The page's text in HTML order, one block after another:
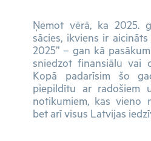
Ņemot vērā, ka 2025.
sācies, ikviens ir
2025” – gan kā
sniedzot finansiālu vai
Kopā padarīsim šo
piepildītu ar radošiem
notikumiem, kas vieno
bet arī visus Latvijas